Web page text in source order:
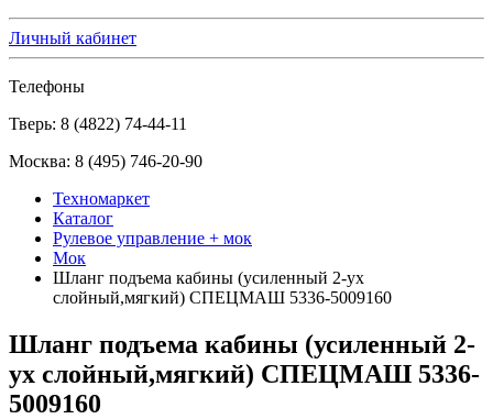
Личный кабинет
Телефоны
Тверь: 8 (4822) 74-44-11
Москва: 8 (495) 746-20-90
Техномаркет
Каталог
Рулевое управление + мок
Мок
Шланг подъема кабины (усиленный 2-ух
слойный,мягкий) СПЕЦМАШ 5336-5009160
Шланг подъема кабины (усиленный 2-
ух слойный,мягкий) СПЕЦМАШ 5336-
5009160